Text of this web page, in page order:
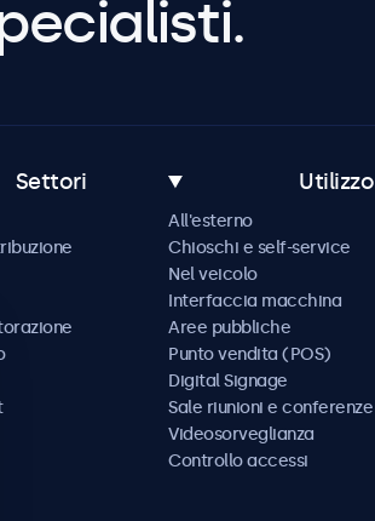
Settori Utilizzo
All'esterno
Chioschi e self-service
Nel veicolo
Interfaccia macchina
Aree pubbliche
Punto vendita (POS)
Digital Signage
Sale riunioni e conferenze
Videosorveglianza
Controllo accessi